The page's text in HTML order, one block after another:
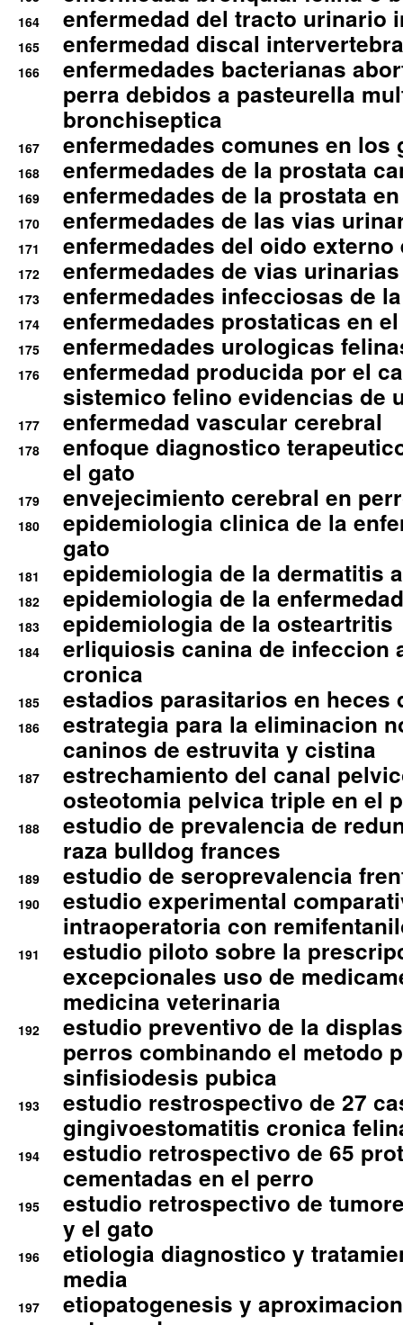
164 enfermedad del tracto urinario
165 enfermedad discal
166
enfermedades bacterianas
perra debidos a pasteurella
bronchiseptica
167 enfermedades comunes en los
168 enfermedades de la prostata
169 enfermedades de la prostata
170 enfermedades de las vias
171 enfermedades del oido
172 enfermedades de vias
173 enfermedades infecciosas de
174 enfermedades prostaticas en
175 enfermedades urologicas
176
enfermedad producida por el
sistemico felino evidencias de
177 enfermedad vascular cerebral
178
enfoque diagnostico
el gato
179 envejecimiento cerebral en
180
epidemiologia clinica de la
gato
181 epidemiologia de la dermatitis
182 epidemiologia de la
183 epidemiologia de la osteartritis
184
erliquiosis canina de infeccion
cronica
185 estadios parasitarios en heces
186
estrategia para la eliminacion
caninos de estruvita y cistina
187
estrechamiento del canal
osteotomia pelvica triple en el
188
estudio de prevalencia de
raza bulldog frances
189 estudio de seroprevalencia
190
estudio experimental
intraoperatoria con
191
estudio piloto sobre la
excepcionales uso de
medicina veterinaria
192
estudio preventivo de la
perros combinando el metodo
sinfisiodesis pubica
193
estudio restrospectivo de 27
gingivoestomatitis cronica
194
estudio retrospectivo de 65
cementadas en el perro
195
estudio retrospectivo de
y el gato
196
etiologia diagnostico y
media
197
etiopatogenesis y